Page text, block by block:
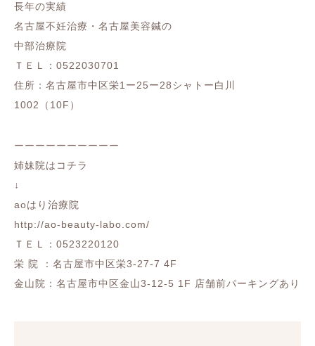
長年の実績
名古屋不妊治療・名古屋美容鍼の
中部治療院
ＴＥＬ：0522030701
住所：名古屋市中区栄1ー25ー28シャトー白川
1002（10F）
ーーーーーーーーーー
姉妹院はコチラ
↓
aoはり治療院
http://ao-beauty-labo.com/
ＴＥＬ：0523220120
栄 院 ：名古屋市中区栄3-27-7 4F
金山院：名古屋市中区金山3-12-5 1F 店舗前パーキングあり